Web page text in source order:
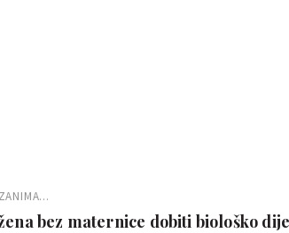
bez maternice dobiti biološko